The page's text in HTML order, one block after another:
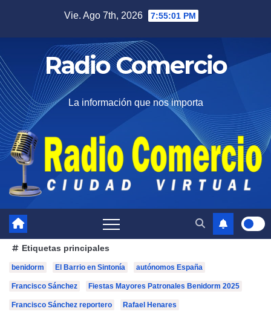
Vie. Ago 7th, 2026 7:55:03 PM
Radio Comercio
La información que nos importa
Etiquetas principales
benidorm El Barrio en Sintonía autónomos España
Francisco Sánchez Fiestas Mayores Patronales Benidorm 2025
Francisco Sánchez reportero Rafael Henares